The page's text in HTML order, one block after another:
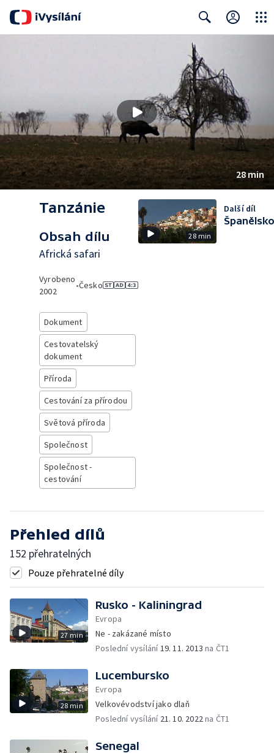
Search
28 min
Tanzánie
Obsah dílu
Africká safari
Vyrobeno
2002
•Česko
Dokument
Cestovatelský
dokument
Příroda
Cestování za přírodou
Světová příroda
Společnost
Společnost -
cestování
28 min
Další díl
Španělsko
Přehled dílů
152 přehratelných
Pouze přehratelné díly
27 min
Rusko - Kaliningrad
Evropa
Ne - zakázané místo
Poslední vysílání19. 11. 2013 na ČT1
28 min
Lucembursko
Evropa
Velkovévodství jako dlaň
Poslední vysílání 21. 10. 2022na ČT1
Senegal